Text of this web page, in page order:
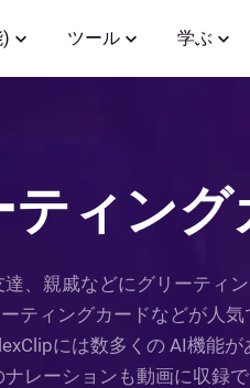
ツール 学ぶ
ィング
、親戚などにグリーティ
ティングカードなどが人
には数多くの AI機能
レーションも動画に収録